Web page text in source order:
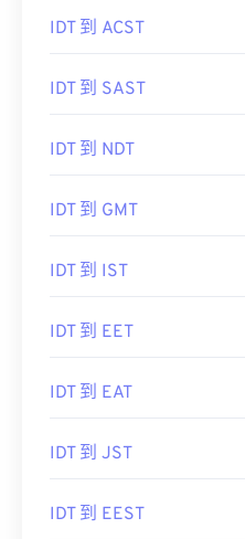
IDT 到 ACST
IDT 到 SAST
IDT 到 NDT
IDT 到 GMT
IDT 到 IST
IDT 到 EET
IDT 到 EAT
IDT 到 JST
IDT 到 EEST